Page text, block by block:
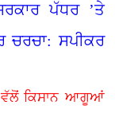
ਪੱਧਰ ’ਤੇ
ਚਰਚਾ: ਸਪੀਕਰ
ਵੱਲੋਂ ਕਿਸਾਨ ਆਗੂਆਂ